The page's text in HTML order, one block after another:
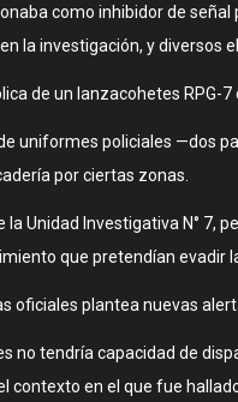
como inhibidor de
la investigación, y
de un lanzacohetes
uniformes policiales —dos
por ciertas zonas.
la Unidad Investigativa N°
que pretendían evadir
oficiales plantea nuevas
no tendría capacidad de
en el que fue